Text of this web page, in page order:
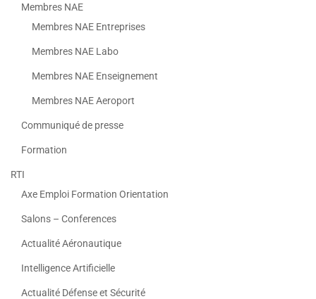
Membres NAE
Membres NAE Entreprises
Membres NAE Labo
Membres NAE Enseignement
Membres NAE Aeroport
Communiqué de presse
Formation
RTI
Axe Emploi Formation Orientation
Salons – Conferences
Actualité Aéronautique
Intelligence Artificielle
Actualité Défense et Sécurité